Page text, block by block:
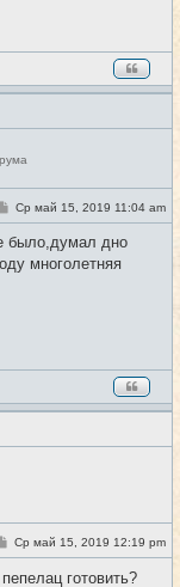
#9
С
о
о
б
щ
Ср май 15, 2019 11:04 am
было,думал дно
многолетняя
#10
С
о
Ср май 15, 2019 12:19 pm
готовить?